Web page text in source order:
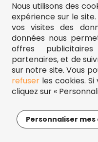
17,95€
** Frais d'envoi = 6,95 €
fou-de-puzzle.com : le site
© Fou-de-
Nous utilisons des
expérience sur le
vos visites des
données nous
offres
partenaires, et de
sur notre site. Vous
refuserles cookies. Si
cliquez sur «
Personnaliser mes